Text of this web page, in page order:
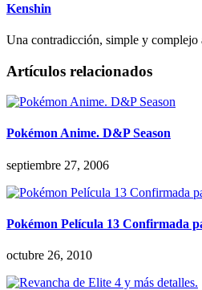
Kenshin
Una contradicción, simple y complejo
Artículos relacionados
Pokémon Anime. D&P Season
septiembre 27, 2006
Pokémon Película 13 Confirmada
octubre 26, 2010